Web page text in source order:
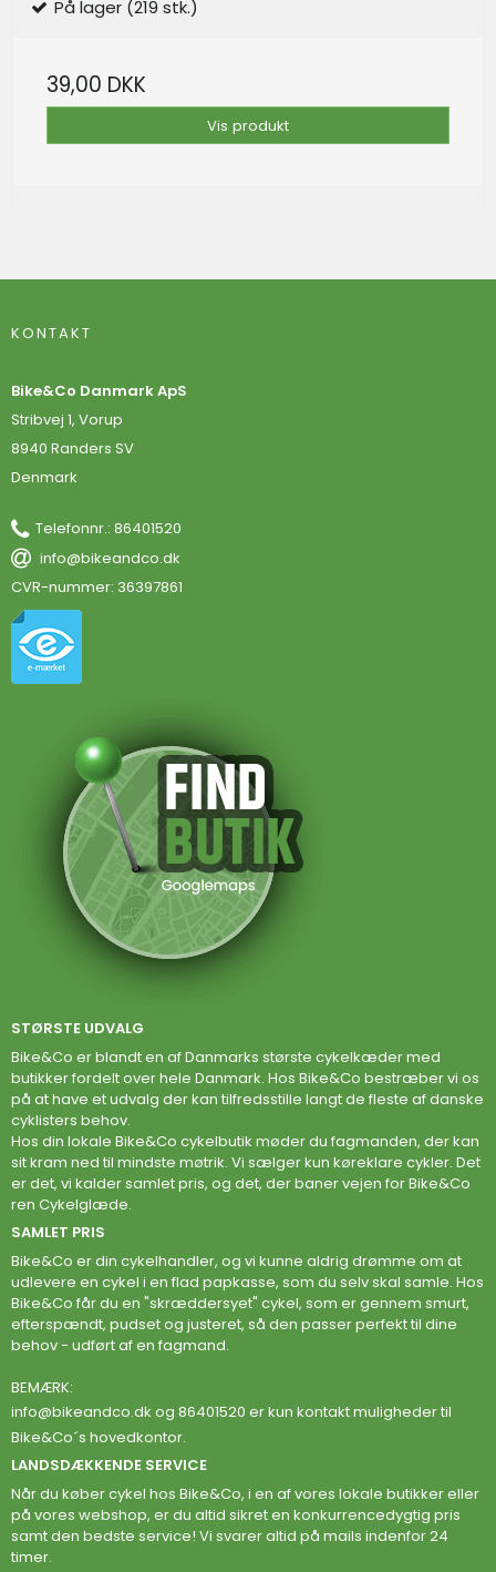
På lager (219 stk.)
39,00 DKK
Vis produkt
KONTAKT
Bike&Co Danmark ApS
Stribvej 1, Vorup
8940 Randers SV
Denmark
Telefonnr.: 86401520
info@bikeandco.dk
CVR-nummer: 36397861
STØRSTE UDVALG
Bike&Co er blandt en af Danmarks største cykelkæder med
butikker fordelt over hele Danmark. Hos Bike&Co bestræber vi os
på at have et udvalg der kan tilfredsstille langt de fleste af danske
cyklisters behov.
Hos din lokale Bike&Co cykelbutik møder du fagmanden, der kan
sit kram ned til mindste møtrik. Vi sælger kun køreklare cykler. Det
er det, vi kalder samlet pris, og det, der baner vejen for Bike&Co
ren Cykelglæde.
SAMLET PRIS
Bike&Co er din cykelhandler, og vi kunne aldrig drømme om at
udlevere en cykel i en flad papkasse, som du selv skal samle. Hos
Bike&Co får du en "skræddersyet" cykel, som er gennem smurt,
efterspændt, pudset og justeret, så den passer perfekt til dine
behov - udført af en fagmand.
BEMÆRK:
info@bikeandco.dk og 86401520 er kun kontakt muligheder til
Bike&Co´s hovedkontor.
LANDSDÆKKENDE SERVICE
Når du køber cykel hos Bike&Co, i en af vores lokale butikker eller
på vores webshop, er du altid sikret en konkurrencedygtig pris
samt den bedste service! Vi svarer altid på mails indenfor 24
timer.